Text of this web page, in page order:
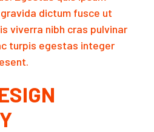
dictum fusce ut
viverra nibh cras pulvinar
turpis egestas integer